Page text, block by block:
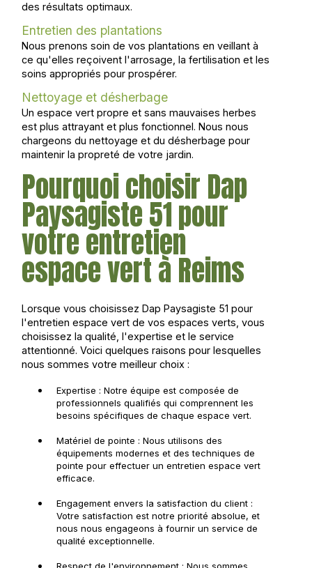
des résultats optimaux.
Entretien des plantations
Nous prenons soin de vos plantations en veillant à
ce qu'elles reçoivent l'arrosage, la fertilisation et les
soins appropriés pour prospérer.
Nettoyage et désherbage
Un espace vert propre et sans mauvaises herbes
est plus attrayant et plus fonctionnel. Nous nous
chargeons du nettoyage et du désherbage pour
maintenir la propreté de votre jardin.
Pourquoi choisir Dap
Paysagiste 51 pour
votre entretien
espace vert à Reims
Lorsque vous choisissez Dap Paysagiste 51 pour
l'entretien espace vert de vos espaces verts, vous
choisissez la qualité, l'expertise et le service
attentionné. Voici quelques raisons pour lesquelles
nous sommes votre meilleur choix :
Expertise : Notre équipe est composée de
professionnels qualifiés qui comprennent les
besoins spécifiques de chaque espace vert.
Matériel de pointe : Nous utilisons des
équipements modernes et des techniques de
pointe pour effectuer un entretien espace vert
efficace.
Engagement envers la satisfaction du client :
Votre satisfaction est notre priorité absolue, et
nous nous engageons à fournir un service de
qualité exceptionnelle.